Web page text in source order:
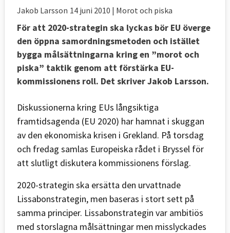
Jakob Larsson 14 juni 2010 | Morot och piska
För att 2020-strategin ska lyckas bör EU överge
den öppna samordningsmetoden och istället
bygga målsättningarna kring en ”morot och
piska” taktik genom att förstärka EU-
kommissionens roll. Det skriver Jakob Larsson.
Diskussionerna kring EUs långsiktiga
framtidsagenda (EU 2020) har hamnat i skuggan
av den ekonomiska krisen i Grekland. På torsdag
och fredag samlas Europeiska rådet i Bryssel för
att slutligt diskutera kommissionens förslag.
2020-strategin ska ersätta den urvattnade
Lissabonstrategin, men baseras i stort sett på
samma principer. Lissabonstrategin var ambitiös
med storslagna målsättningar men misslyckades